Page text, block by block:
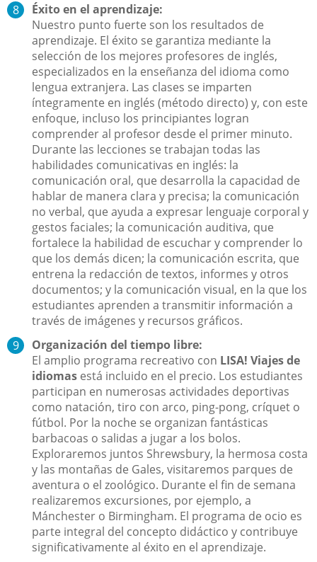
Éxito en el aprendizaje:
Nuestro punto fuerte son los resultados de
aprendizaje. El éxito se garantiza mediante la
selección de los mejores profesores de inglés,
especializados en la enseñanza del idioma como
lengua extranjera. Las clases se imparten
íntegramente en inglés (método directo) y, con este
enfoque, incluso los principiantes logran
comprender al profesor desde el primer minuto.
Durante las lecciones se trabajan todas las
habilidades comunicativas en inglés: la
comunicación oral, que desarrolla la capacidad de
hablar de manera clara y precisa; la comunicación
no verbal, que ayuda a expresar lenguaje corporal y
gestos faciales; la comunicación auditiva, que
fortalece la habilidad de escuchar y comprender lo
que los demás dicen; la comunicación escrita, que
entrena la redacción de textos, informes y otros
documentos; y la comunicación visual, en la que los
estudiantes aprenden a transmitir información a
través de imágenes y recursos gráficos.
Organización del tiempo libre:
El amplio programa recreativo con LISA! Viajes de
idiomas está incluido en el precio. Los estudiantes
participan en numerosas actividades deportivas
como natación, tiro con arco, ping-pong, críquet o
fútbol. Por la noche se organizan fantásticas
barbacoas o salidas a jugar a los bolos.
Exploraremos juntos Shrewsbury, la hermosa costa
y las montañas de Gales, visitaremos parques de
aventura o el zoológico. Durante el fin de semana
realizaremos excursiones, por ejemplo, a
Mánchester o Birmingham. El programa de ocio es
parte integral del concepto didáctico y contribuye
significativamente al éxito en el aprendizaje.